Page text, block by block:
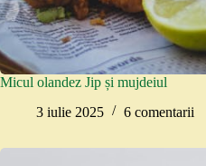
Micul olandez Jip și mujdeiul
3 iulie 2025
6 comentarii